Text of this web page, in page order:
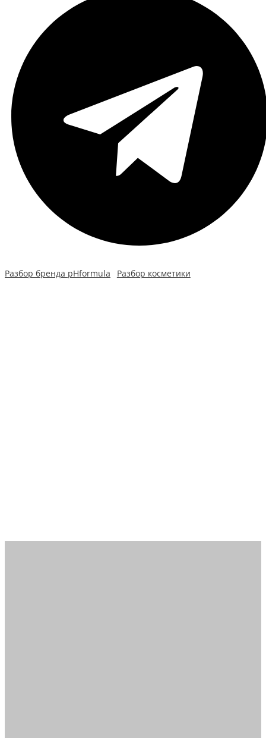
Разбор бренда pHformula Разбор косметики